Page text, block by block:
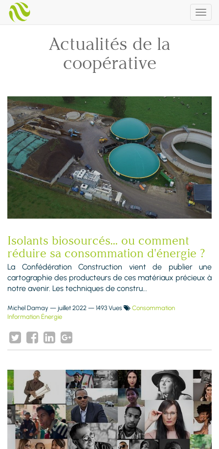
Actualités de la
coopérative
Isolants biosourcés... ou comment
réduire sa consommation d'énergie ?
La Confédération Construction vient de publier une
cartographie des producteurs de ces matériaux précieux à
notre avenir. Les techniques de constru...
Michel Damay — juillet 2022 — 1493 Vues
Consommation
Information Énergie